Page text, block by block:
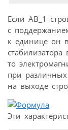
Если АВ_1
с
к единице он
то
при
на выходе
Эти